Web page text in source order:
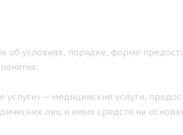
об условиях, порядке, форме
услуги» – медицинские услуги,
лиц и иных средств на